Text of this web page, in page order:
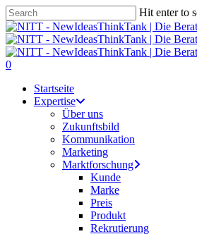
Skip
to
main
content
Hit enter to
Close
Search
0
Startseite
Expertise
Über uns
Zukunftsbild
Kommunikation
Marketing
Marktforschung
Kunde
Marke
Preis
Produkt
Rekrutierung